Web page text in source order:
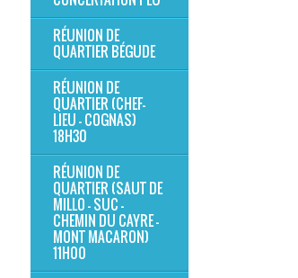
RÉUNION DE
QUARTIER BÉGUDE
RÉUNION DE
QUARTIER (CHEF-
LIEU - COGNAS)
18H30
RÉUNION DE
QUARTIER (SAUT DE
MILLO - SUC -
CHEMIN DU CAYRE -
MONT MACARON)
11H00